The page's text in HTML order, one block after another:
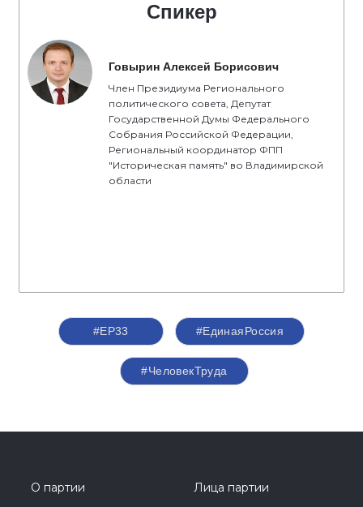
Спикер
Говырин Алексей Борисович
Член Президиума Регионального
политического совета, Депутат
Государственной Думы Федерального
Собрания Российской Федерации,
Региональный координатор ФПП
"Историческая память" во Владимирской
области
#ЕР33 #‎ЕдинаяРоссия
#ЧеловекТруда
О партии
Лица партии